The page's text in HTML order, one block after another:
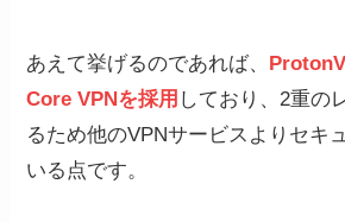
あえて挙げるのであれば、
Core VPNを採用 しており、2重の
るため他のVPNサービスよりセキ
いる点です。